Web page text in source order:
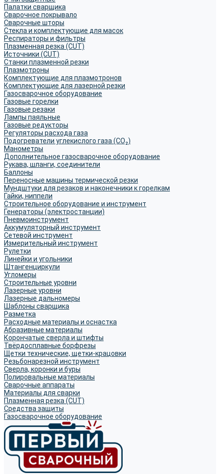
Палатки сварщика
Сварочное покрывало
Сварочные шторы
Стекла и комплектующие для масок
Респираторы и фильтры
Плазменная резка (CUT)
Источники (CUT)
Станки плазменной резки
Плазмотроны
Комплектующие для плазмотронов
Комплектующие для лазерной резки
Газосварочное оборудование
Газовые горелки
Газовые резаки
Лампы паяльные
Газовые редукторы
Регуляторы расхода газа
Подогреватели углекислого газа (CO₂)
Манометры
Дополнительное газосварочное оборудование
Рукава, шланги, соединители
Баллоны
Переносные машины термической резки
Мундштуки для резаков и наконечники к горелкам
Гайки, ниппели
Строительное оборудование и инструмент
Генераторы (электростанции)
Пневмоинструмент
Аккумуляторный инструмент
Сетевой инструмент
Измерительный инструмент
Рулетки
Линейки и угольники
Штангенциркули
Угломеры
Строительные уровни
Лазерные уровни
Лазерные дальномеры
Шаблоны сварщика
Разметка
Расходные материалы и оснастка
Абразивные материалы
Корончатые сверла и штифты
Твёрдосплавные борфрезы
Щетки технические, щетки-крацовки
Резьбонарезной инструмент
Сверла, коронки и буры
Полировальные материалы
Сварочные аппараты
Материалы для сварки
Плазменная резка (CUT)
Средства защиты
Газосварочное оборудование